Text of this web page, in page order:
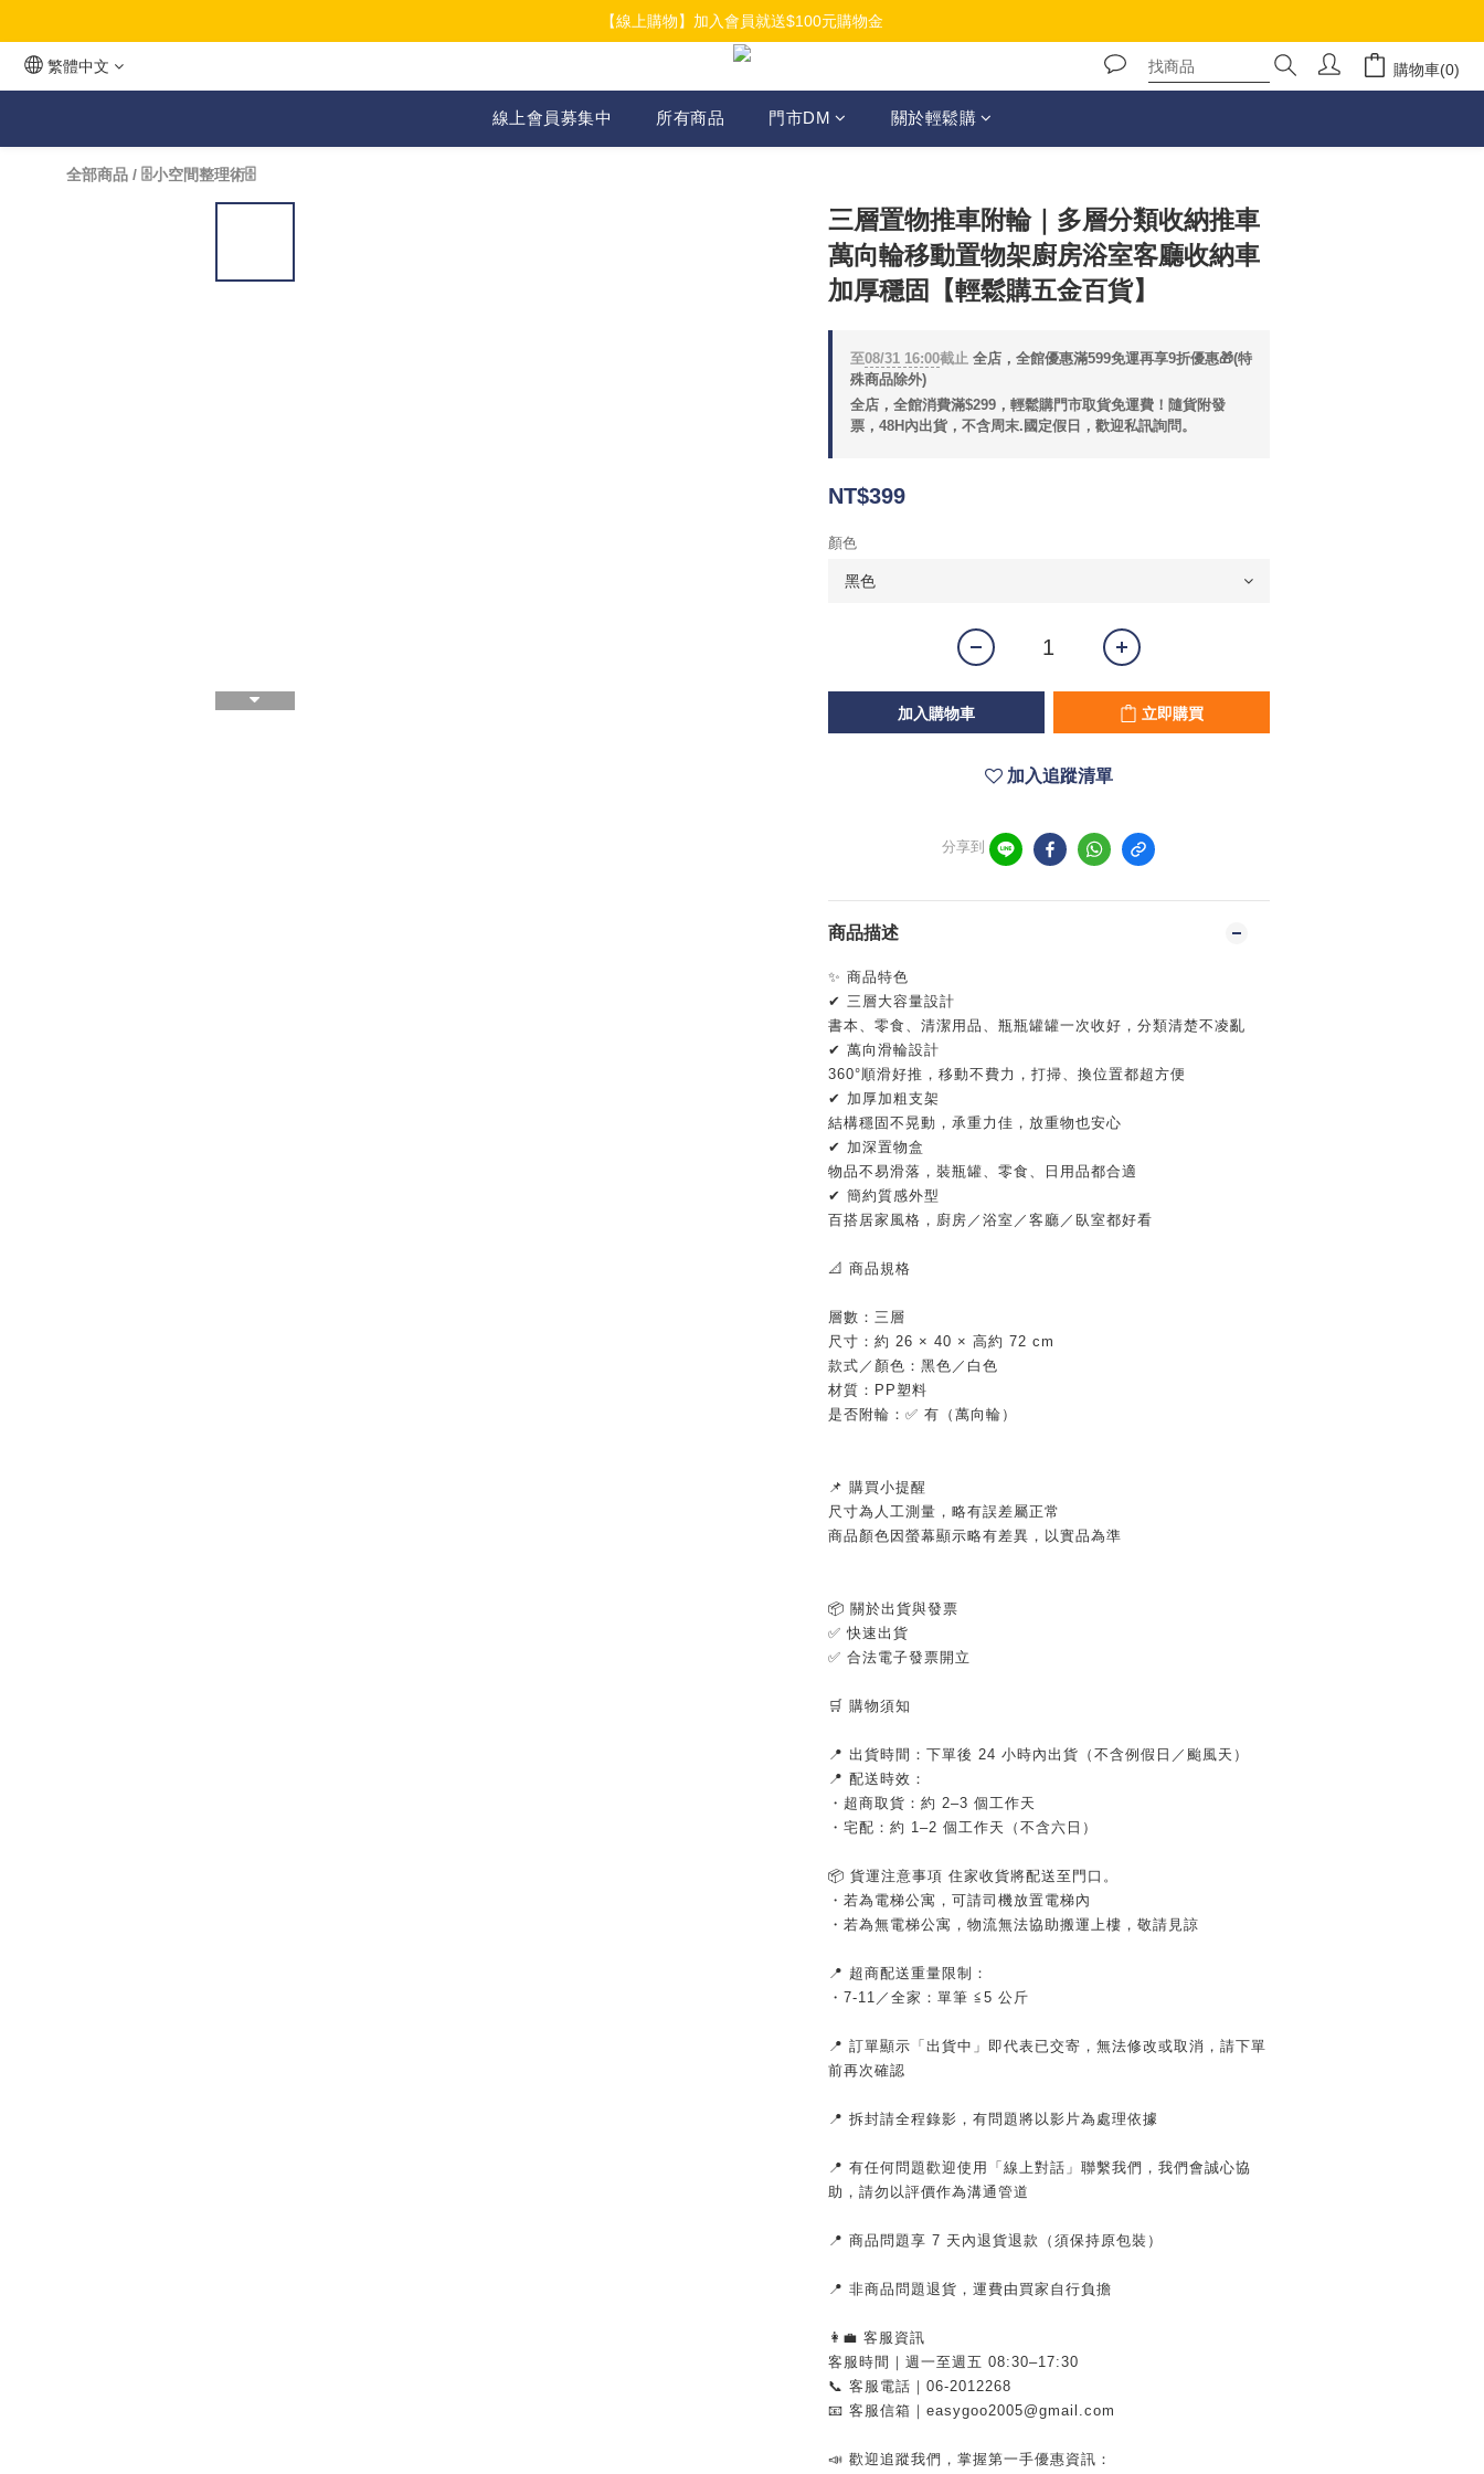
【線上購物】加入會員就送$100元購物金
【線上購物】加入會員就送$100元購物金
【線上購物】介紹好友加入會員再拿$50折扣金
繁體中文 購物車(0)
線上會員募集中 所有商品 門市DM 關於輕鬆購
全部商品 / 🗄️小空間整理術🗄️
三層置物推車附輪｜多層分類收納推車
萬向輪移動置物架廚房浴室客廳收納車
加厚穩固【輕鬆購五金百貨】
至08/31 16:00截止全店，全館優惠滿599免運再享9折優惠🎁(特
殊商品除外)
全店，全館消費滿$299，輕鬆購門市取貨免運費！隨貨附發
票，48H內出貨，不含周末.國定假日，歡迎私訊詢問。
NT$399
顏色
加入購物車 立即購買
加入追蹤清單
分享到
商品描述
✨ 商品特色
✔ 三層大容量設計
書本、零食、清潔用品、瓶瓶罐罐一次收好，分類清楚不凌亂
✔ 萬向滑輪設計
360°順滑好推，移動不費力，打掃、換位置都超方便
✔ 加厚加粗支架
結構穩固不晃動，承重力佳，放重物也安心
✔ 加深置物盒
物品不易滑落，裝瓶罐、零食、日用品都合適
✔ 簡約質感外型
百搭居家風格，廚房／浴室／客廳／臥室都好看
📐 商品規格
層數：三層
尺寸：約 26 × 40 × 高約 72 cm
款式／顏色：黑色／白色
材質：PP塑料
是否附輪：✅ 有（萬向輪）
📌 購買小提醒
尺寸為人工測量，略有誤差屬正常
商品顏色因螢幕顯示略有差異，以實品為準
📦 關於出貨與發票
✅ 快速出貨
✅ 合法電子發票開立
🛒 購物須知
📍 出貨時間：下單後 24 小時內出貨（不含例假日／颱風天）
📍 配送時效：
・超商取貨：約 2–3 個工作天
・宅配：約 1–2 個工作天（不含六日）
📦 貨運注意事項 住家收貨將配送至門口。
・若為電梯公寓，可請司機放置電梯內
・若為無電梯公寓，物流無法協助搬運上樓，敬請見諒
📍 超商配送重量限制：
・7-11／全家：單筆 ≦5 公斤
📍 訂單顯示「出貨中」即代表已交寄，無法修改或取消，請下單
前再次確認
📍 拆封請全程錄影，有問題將以影片為處理依據
📍 有任何問題歡迎使用「線上對話」聯繫我們，我們會誠心協
助，請勿以評價作為溝通管道
📍 商品問題享 7 天內退貨退款（須保持原包裝）
📍 非商品問題退貨，運費由買家自行負擔
👩‍💼 客服資訊
客服時間｜週一至週五 08:30–17:30
📞 客服電話｜06-2012268
📧 客服信箱｜easygoo2005@gmail.com
📣 歡迎追蹤我們，掌握第一手優惠資訊：